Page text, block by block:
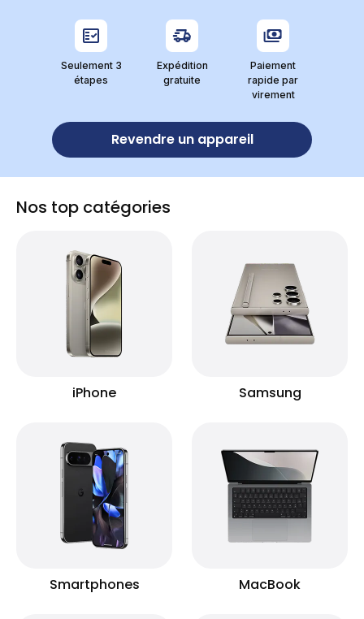
Seulement 3
étapes
Expédition
gratuite
Paiement
rapide par
virement
Revendre un appareil
Nos top catégories
iPhone Samsung
Smartphones MacBook